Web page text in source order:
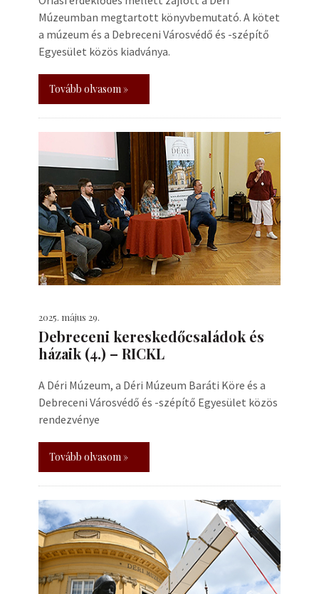
Múzeumban megtartott könyvbemutató. A kötet
a múzeum és a Debreceni Városvédő és -szépítő
Egyesület közös kiadványa.
Tovább olvasom »
2025. május 29.
Debreceni kereskedőcsaládok és
házaik (4.) – RICKL
A Déri Múzeum, a Déri Múzeum Baráti Köre és a
Debreceni Városvédő és -szépítő Egyesület közös
rendezvénye
Tovább olvasom »